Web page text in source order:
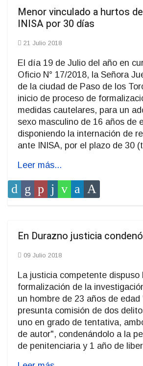
Menor vinculado a hurtos
INISA por 30 días
21 Julio 2018
El día 19 de Julio del año en
Oficio N° 17/2018, la Señora
de la ciudad de Paso de los
inicio de proceso de
medidas cautelares, para un
sexo masculino de 16 años de
disponiendo la internación de
ante INISA, por el plazo de 30
Leer más...
En Durazno justicia
09 Julio 2018
La justicia competente dispuso
formalización de la
un hombre de 23 años de edad
presunta comisión de dos
uno en grado de tentativa,
de autor", condenándolo a la
de penitenciaria y 1 año de